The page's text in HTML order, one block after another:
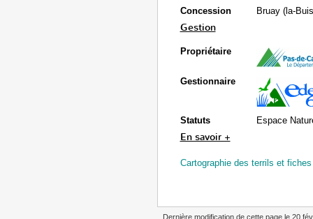
Concession
Bruay (la-
Gestion
Propriétaire
Gestionnaire
Statuts Espace
En savoir +
Cartographie des terrils et
Dernière modification de cette page le 20